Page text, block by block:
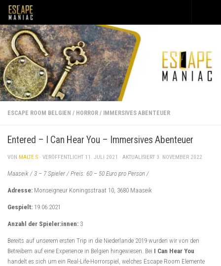
Unter dem Inhalt
ESCAPE ROOM BELGIEN / HORROR / IMMERSIVES ABENTEUER
Entered – I Can Hear You – Immersives Abenteuer
VON MALTE S · VERÖFFENTLICHT 11. JULI 2021 · AKTUALISIERT 3. NOVEMBER 2022
Maaseik / 3 – 7 Spieler / Preis: 60 – 50 Euro pro Person /
Adresse: Monseigneur Koningsstraat 10, 3680 Maaseik
Gespielt: 19.06.2021
Anzahl der Spieler:innen: 3
Bereits auf unserem ersten Trip in die Niederlande 2019 wurden wir von den
Betreibern auf eine Experience in Belgien hingewiesen. Bei I Can Hear You
handelt es sich um ein Real-Life-Horrorspiel, welches Escape Room Elemente